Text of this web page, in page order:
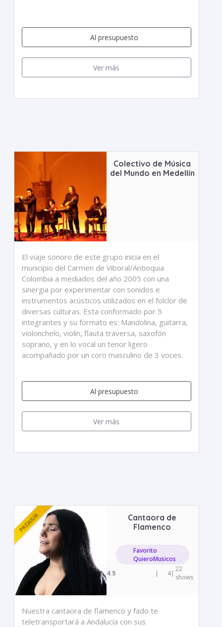
Al presupuesto
Ver más
Colectivo de Música
del Mundo en Medellín
El viaje sonoro de este grupo inicia en el
municipio del Carmen de Viboral/Antioquia
Colombia a mediados del año 2005 con una
sinergia por experimentar con sonidos e
instrumentos acústicos utilizados en el folclor de
diversas culturas. Esta conformado por 5
integrantes y su formato es: Mandolina, guitarra,
violonchelo, violín, flauta traversa, saxofón
soprano, y en lo vocal un tenor ligero
acompañado por un coro masculino de 3 voces.
Al presupuesto
Ver más
Cantaora de
Flamenco
Favorito
QuieroMusicos
4.5
| 4| 22
shows
Nuestra cantaora de flamenco y fado te
teletransportará a Andalucía con sus